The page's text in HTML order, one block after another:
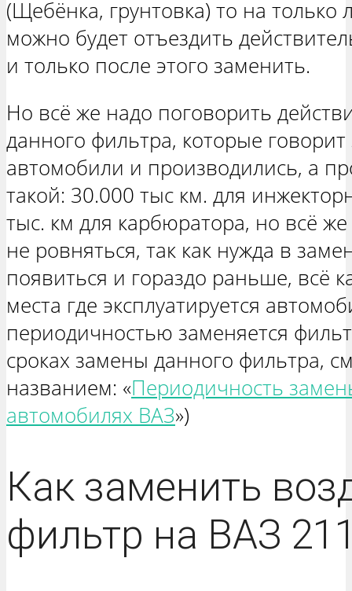
(Щебёнка, грунтовка) то на
можно будет отъездить
и только после этого заменить.
Но всё же надо поговорить
данного фильтра, которые
автомобили и производились, а
такой: 30.000 тыс км. для
тыс. км для карбюратора, но всё
не ровняться, так как нужда в
появиться и гораздо раньше, всё
места где эксплуатируется
периодичностью заменяется
сроках замены данного фильтра,
названием: «Периодичность
автомобилях ВАЗ»)
Как заменить
фильтр на ВАЗ